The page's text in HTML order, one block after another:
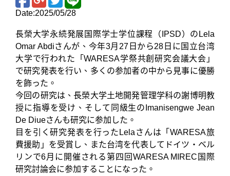
Date:2025/05/28
長榮大学永続発展国際学士学位課程（IPSD）のLela
Omar Abdiさんが、今年3月27日から28日に国立台湾
大学で行われた「WARESA学祭共創研究会議大会」
で研究発表を行い、多くの参加者の中から見事に優勝
を飾った。
今回の研究は、長榮大学土地開発管理学科の謝博明教
授に指導を受け、そして同級生のImanisengwe Jean
De Diueさんも研究に参加した。
目を引く研究発表を行ったLelaさんは「WARESA旅
費援助」を受賞し、また台湾を代表してドイツ・ベル
リンで6月に開催される第四回WARESA MIREC国際
研究討論会に参加することになった。